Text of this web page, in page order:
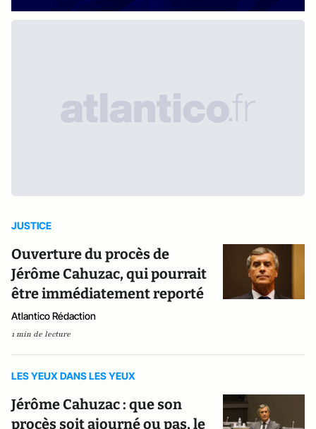
JUSTICE
Ouverture du procès de
Jérôme Cahuzac, qui pourrait
être immédiatement reporté
Atlantico Rédaction
1 min de lecture
LES YEUX DANS LES YEUX
Jérôme Cahuzac : que son
procès soit ajourné ou pas, le